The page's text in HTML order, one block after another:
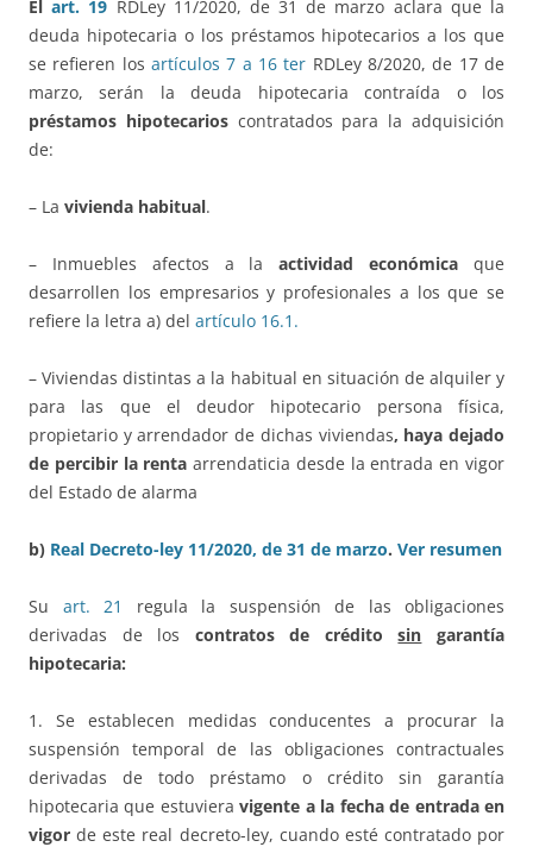
Elart. 19 RDLey 11/2020, de 31 de marzo aclara que la
deuda hipotecaria o los préstamos hipotecarios a los que
se refieren los artículos 7 a 16 ter RDLey 8/2020, de 17 de
marzo, serán la deuda hipotecaria contraída o los
préstamos hipotecarioscontratados para la adquisición
de:
– La vivienda habitual.
– Inmuebles afectos a laactividad económica que
desarrollen los empresarios y profesionales a los que se
refiere la letra a) del artículo 16.1.
– Viviendas distintas a la habitual en situación de alquiler y
para las que el deudor hipotecario persona física,
propietario y arrendador de dichas viviendas, haya dejado
de percibir la rentaarrendaticia desde la entrada en vigor
del Estado de alarma
b) Real Decreto-ley 11/2020, de 31 de marzo. Ver resumen
Su art. 21
regula la suspensión de las obligaciones
derivadas de los contratos de créditosin garantía
hipotecaria:
1. Se establecen medidas conducentes a procurar la
suspensión temporal de las obligaciones contractuales
derivadas de todo préstamo o crédito sin garantía
hipotecaria que estuvieravigente a la fecha de entrada en
vigor de este real decreto-ley, cuando esté contratado por